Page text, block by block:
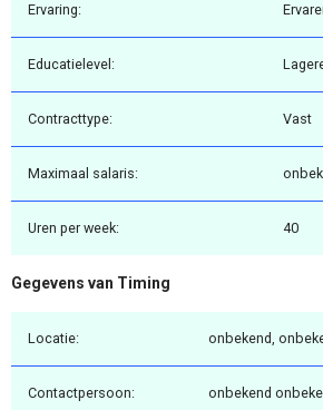
Ervaring:
Educatielevel:
Contracttype: Vast
Maximaal salaris:
Uren per week: 40
Gegevens van Timing
Locatie: onbekend,
Contactpersoon: onbekend